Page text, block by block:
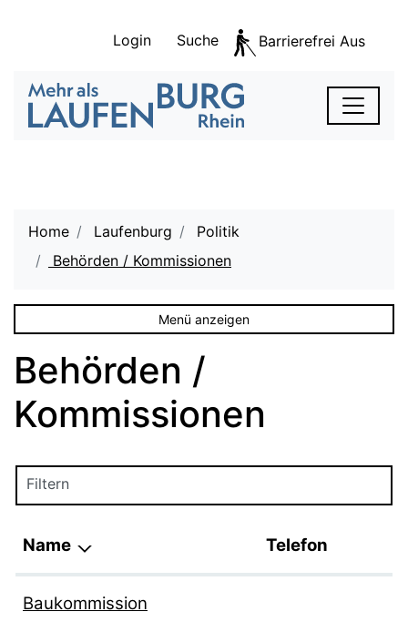
Direkt zum Stichwortverzeichnis
KopfzeileLogin Suche Barrierefrei Aus
Hauptnavigation
zur Startseite Laufenburg
Home Laufenburg
Politik
Behörden / Kommissionen
Menü anzeigen
Behörden /
Kommissionen
Filtern
Name Telefon
Baukommission